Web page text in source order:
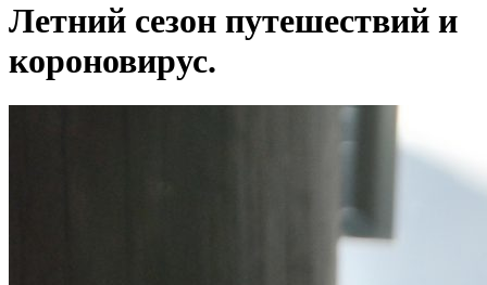
Летний сезон путешествий и
короновирус.